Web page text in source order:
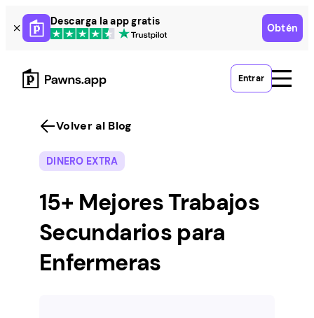
Skip
to
content
Descarga la app gratis
Obtén
Entrar
Volver al Blog
DINERO EXTRA
15+ Mejores Trabajos
Secundarios para
Enfermeras